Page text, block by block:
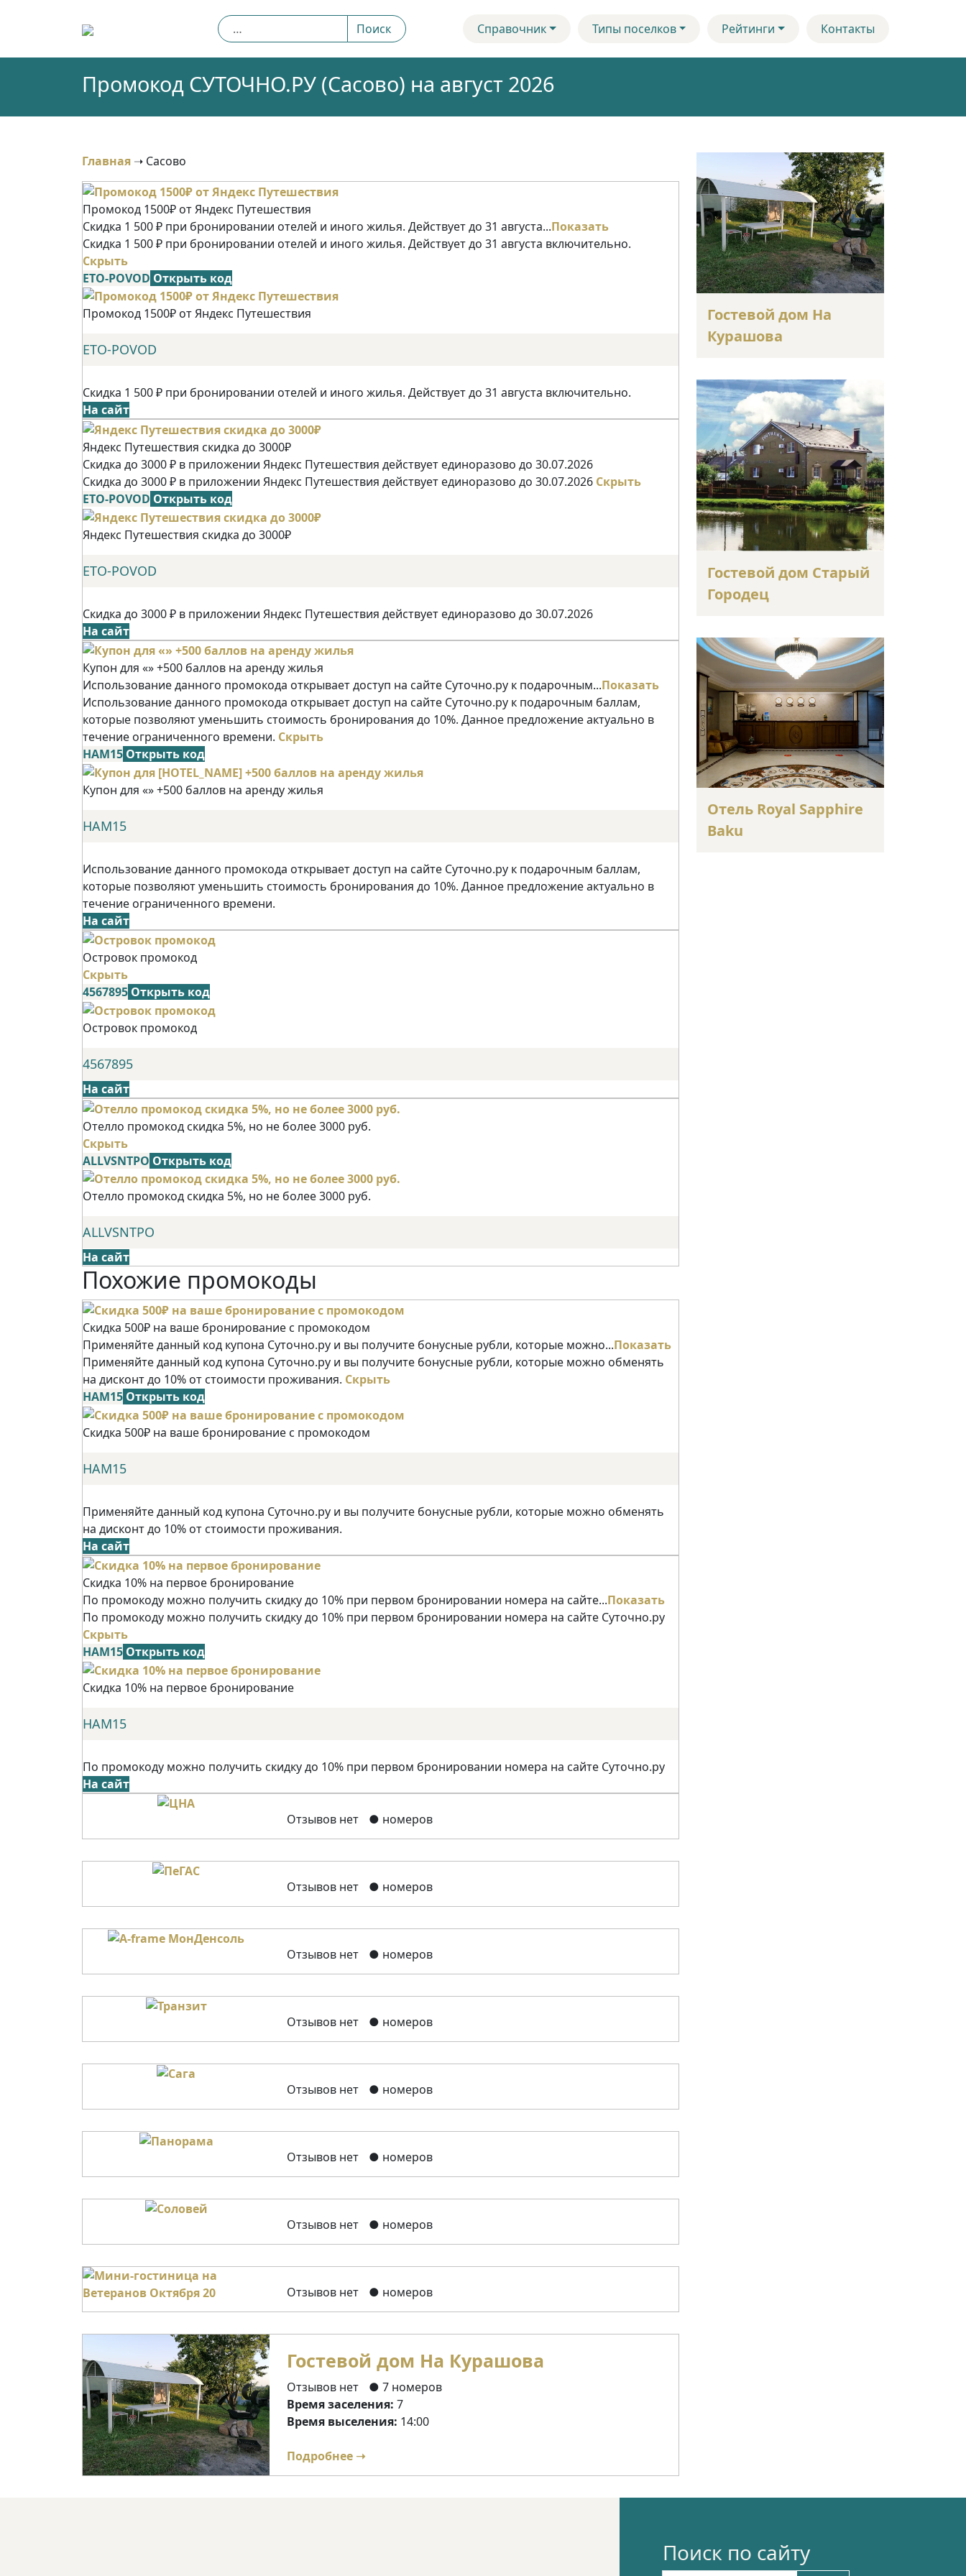
Найти: Поиск Справочник Типы поселков Рейтинги Контакты
Промокод СУТОЧНО.РУ (Сасово) на август 2026
Главная ➝ Сасово
Промокод 1500₽ от Яндекс Путешествия
Скидка 1 500 ₽ при бронировании отелей и иного жилья. Действует до 31 августа...Показать
Скидка 1 500 ₽ при бронировании отелей и иного жилья. Действует до 31 августа включительно.
Скрыть
ETO-POVOD Открыть код
Промокод 1500₽ от Яндекс Путешествия
ETO-POVOD
Скидка 1 500 ₽ при бронировании отелей и иного жилья. Действует до 31 августа включительно.
На сайт
Яндекс Путешествия скидка до 3000₽
Скидка до 3000 ₽ в приложении Яндекс Путешествия действует единоразово до 30.07.2026
Скидка до 3000 ₽ в приложении Яндекс Путешествия действует единоразово до 30.07.2026 Скрыть
ETO-POVOD Открыть код
Яндекс Путешествия скидка до 3000₽
ETO-POVOD
Скидка до 3000 ₽ в приложении Яндекс Путешествия действует единоразово до 30.07.2026
На сайт
Купон для «» +500 баллов на аренду жилья
Использование данного промокода открывает доступ на сайте Суточно.ру к подарочным...Показать
Использование данного промокода открывает доступ на сайте Суточно.ру к подарочным баллам,
которые позволяют уменьшить стоимость бронирования до 10%. Данное предложение актуально в
течение ограниченного времени. Скрыть
НАМ15 Открыть код
Купон для «» +500 баллов на аренду жилья
НАМ15
Использование данного промокода открывает доступ на сайте Суточно.ру к подарочным баллам,
которые позволяют уменьшить стоимость бронирования до 10%. Данное предложение актуально в
течение ограниченного времени.
На сайт
Островок промокод
Скрыть
4567895 Открыть код
Островок промокод
4567895
На сайт
Отелло промокод скидка 5%, но не более 3000 руб.
Скрыть
ALLVSNTPO Открыть код
Отелло промокод скидка 5%, но не более 3000 руб.
ALLVSNTPO
На сайт
Похожие промокоды
Скидка 500₽ на ваше бронирование с промокодом
Применяйте данный код купона Суточно.ру и вы получите бонусные рубли, которые можно...Показать
Применяйте данный код купона Суточно.ру и вы получите бонусные рубли, которые можно обменять
на дисконт до 10% от стоимости проживания. Скрыть
НАМ15 Открыть код
Скидка 500₽ на ваше бронирование с промокодом
НАМ15
Применяйте данный код купона Суточно.ру и вы получите бонусные рубли, которые можно обменять
на дисконт до 10% от стоимости проживания.
На сайт
Скидка 10% на первое бронирование
По промокоду можно получить скидку до 10% при первом бронировании номера на сайте...Показать
По промокоду можно получить скидку до 10% при первом бронировании номера на сайте Суточно.ру
Скрыть
НАМ15 Открыть код
Скидка 10% на первое бронирование
НАМ15
По промокоду можно получить скидку до 10% при первом бронировании номера на сайте Суточно.ру
На сайт
Отзывов нет ● номеров
Отзывов нет ● номеров
Отзывов нет ● номеров
Отзывов нет ● номеров
Отзывов нет ● номеров
Отзывов нет ● номеров
Отзывов нет ● номеров
Отзывов нет ● номеров
Гостевой дом На Курашова
Отзывов нет
● 7 номеров
Время заселения: 7
Время выселения: 14:00
Подробнее ➝
Гостевой дом На
Курашова
Гостевой дом Старый
Городец
Отель Royal Sapphire
Baku
Поиск по сайту